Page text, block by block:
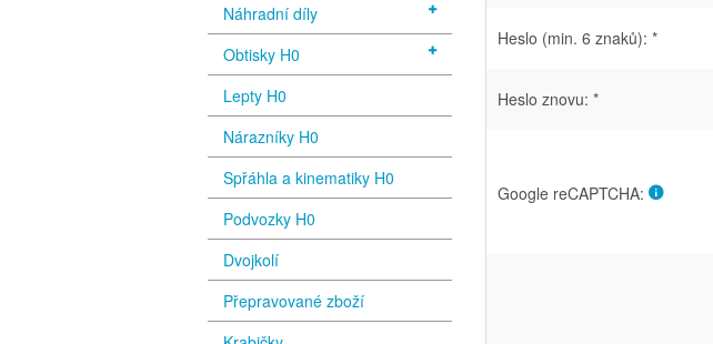
Náhradní díly
Obtisky H0
Lepty H0
Nárazníky H0
Spřáhla a kinematiky H0
Podvozky H0
Dvojkolí
Přepravované zboží
Heslo (min. 6 znaků): *
Heslo znovu: *
Google reCAPTCHA: